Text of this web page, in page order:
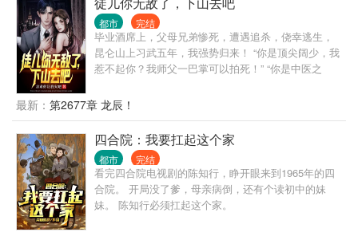
座座通往权力巅峰的官桥……
都市 完结
毕业酒席上，父母兄弟惨死，遭遇追杀，侥幸逃生，
昆仑山上习武五年，我强势归来！ “你是顶尖阔少，我
惹不起你？我师父一巴掌可以拍死！” “你是中医之
是宗师武者，一人之下，万人之上？我师父坐镇昆
仑，天下宗师来拜！” “你是江南王，权倾天下？我师
父曾为帝师，是你上司的上司！” “你亿万家产，左右
世界金融走向？我师父掌控印钞机，你的钱是他发行
的！” 这样的无敌师傅，叶北辰有99个。
最新： 第2677章 龙辰！
四合院：我要扛起这个家
都市 完结
看完四合院电视剧的陈知行，睁开眼来到1965年的四
合院。 开局没了爹，母亲病倒，还有个读初中的妹
妹。 陈知行必须扛起这个家。